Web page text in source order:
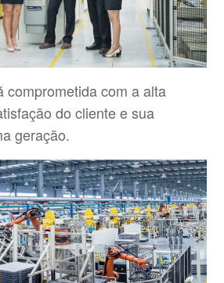
comprometida com a alta
do cliente e sua
geração.